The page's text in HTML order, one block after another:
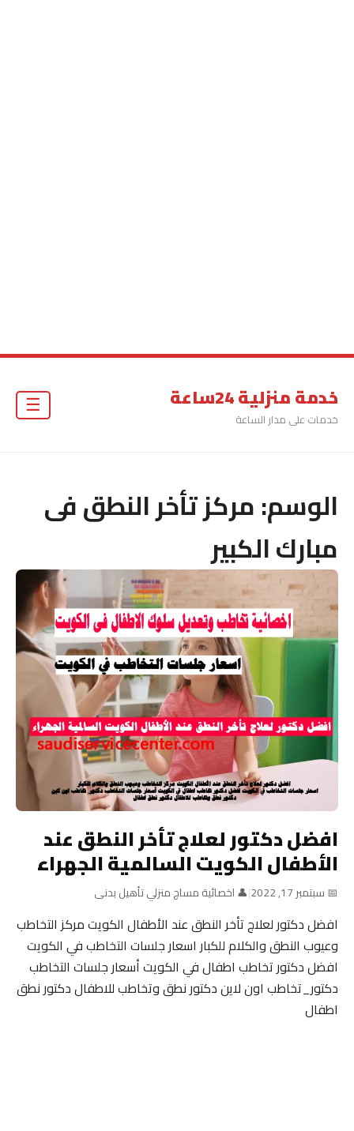
خدمة منزلية 24ساعة
خدمات على مدار الساعة
☰
الوسم:مركز تأخر النطق فى
مبارك الكبير
افضل دكتور لعلاج تأخر النطق عند
الأطفال الكويت السالمية الجهراء
📅 سبتمبر 17, 2022 |👤 اخصائية مساج منزلي تأهيل بدنى
افضل دكتور لعلاج تأخر النطق عند الأطفال الكويت مركز التخاطب
وعيوب النطق والكلام للكبار اسعار جلسات التخاطب في الكويت
افضل دكتور تخاطب اطفال في الكويت أسعار جلسات التخاطب
دكتور_تخاطب اون لاين دكتور نطق وتخاطب للاطفال دكتور نطق
اطفال